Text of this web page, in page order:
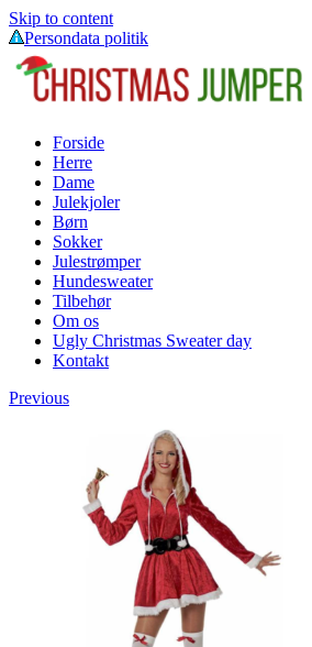
Skip to content
Persondata politik
Forside
Herre
Dame
Julekjoler
Børn
Sokker
Julestrømper
Hundesweater
Tilbehør
Om os
Ugly Christmas Sweater day
Kontakt
Previous